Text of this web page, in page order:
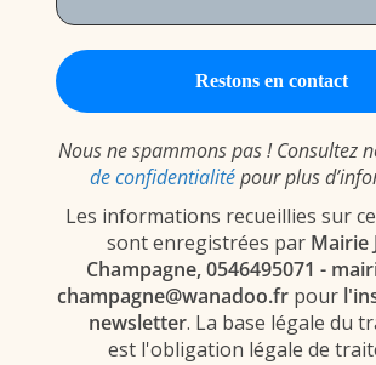
Nous ne spammons pas ! Consultez
de confidentialitépour plus
Les informations recueillies sur
sont enregistrées parMairie
Champagne, 0546495071 -
champagne@wanadoo.fr pour
newsletter. La base légale du
est l'obligation légale de